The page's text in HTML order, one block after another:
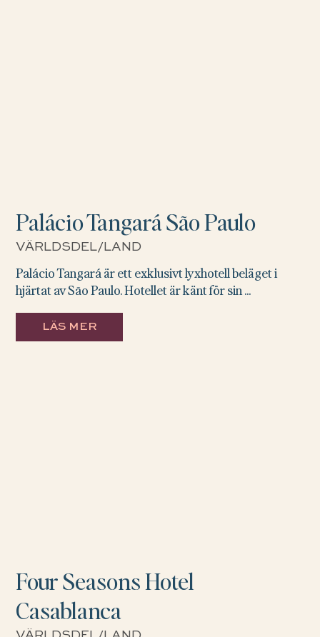
Palácio Tangará São Paulo
VÄRLDSDEL/LAND
Palácio Tangará är ett exklusivt lyxhotell beläget i
hjärtat av São Paulo. Hotellet är känt för sin ...
LÄS MER
Four Seasons Hotel
Casablanca